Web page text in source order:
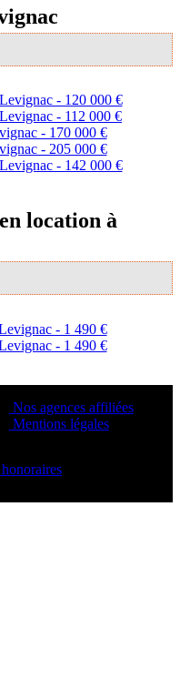
- 120 000 €
- 112 000 €
- 170 000 €
- 205 000 €
- 142 000 €
location à
- 1 490 €
- 1 490 €
Nos agences affiliées
Mentions légales